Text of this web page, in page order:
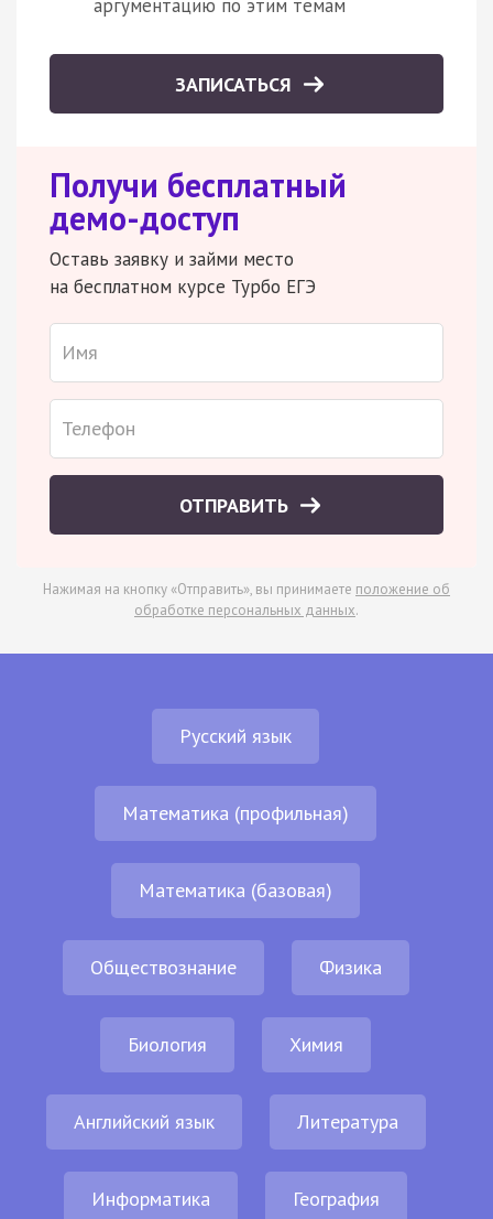
аргументацию по этим темам
ЗАПИСАТЬСЯ
Получи бесплатный
демо-доступ
Оставь заявку и займи место
на бесплатном курсе Турбо ЕГЭ
ОТПРАВИТЬ
Нажимая на кнопку «Отправить», вы принимаете положение об
обработке персональных данных.
Русский язык
Математика (профильная)
Математика (базовая)
Обществознание Физика
Биология Химия
Английский язык Литература
Информатика География